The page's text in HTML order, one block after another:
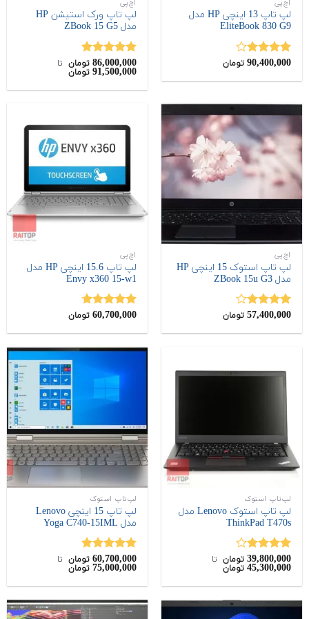
اچ‌پی
لپ تاپ 13 اینچی HP مدل
EliteBook 830 G9
نمره
90,400,000 تومان
اچ‌پی
لپ تاپ ورک استیشن HP
مدل ZBook 15 G5
نمره5.00
از 5
86,000,000 تومان ‌ تا ‌
91,500,000 تومان
اچ‌پی
لپ تاپ استوک 15 اینچی HP
مدل ZBook 15u G3
نمره
57,400,000 تومان
اچ‌پی
لپ تاپ 15.6 اینچی HP مدل
Envy x360 15-w1
نمره4.67
60,700,000 تومان
لپ‌تاپ استوک
لپ تاپ استوک Lenovo مدل
ThinkPad T470s
نمره
4.00از 5
39,800,000 تومان ‌ تا ‌
45,300,000 تومان
لپ‌تاپ استوک
لپ تاپ 15 اینچی Lenovo
مدل Yoga C740-15IML
نمره5.00
از 5
60,700,000 تومان ‌ تا ‌
75,000,000 تومان